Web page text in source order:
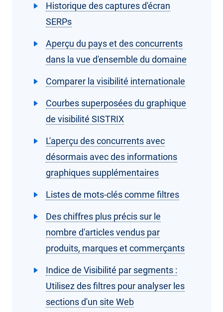
Historique des captures d'écran
SERPs
Aperçu du pays et des concurrents
dans la vue d'ensemble du domaine
Comparer la visibilité internationale
Courbes superposées du graphique
de visibilité SISTRIX
L'aperçu des concurrents avec
désormais avec des informations
graphiques supplémentaires
Listes de mots-clés comme filtres
Des chiffres plus précis sur le
nombre d'articles vendus par
produits, marques et commerçants
Indice de Visibilité par segments :
Utilisez des filtres pour analyser les
sections d'un site Web